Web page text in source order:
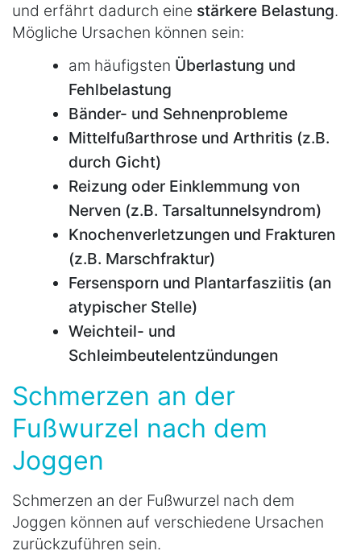
und erfährt dadurch eine stärkere Belastung.
Mögliche Ursachen können sein:
am häufigsten Überlastung und
Fehlbelastung
Bänder- und Sehnenprobleme
Mittelfußarthrose und Arthritis (z.B.
durch Gicht)
Reizung oder Einklemmung von
Nerven (z.B. Tarsaltunnelsyndrom)
Knochenverletzungen und Frakturen
(z.B. Marschfraktur)
Fersensporn und Plantarfasziitis (an
atypischer Stelle)
Weichteil- und
Schleimbeutelentzündungen
Schmerzen an der
Fußwurzel nach dem
Joggen
Schmerzen an der Fußwurzel nach dem
Joggen können auf verschiedene Ursachen
zurückzuführen sein.